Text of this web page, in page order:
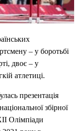
– у боротьбі
двоє – у
атлетиці.
презентація
збірної
Олімпіади